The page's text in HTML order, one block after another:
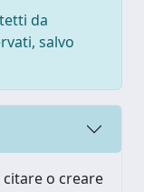
da
salvo
o creare